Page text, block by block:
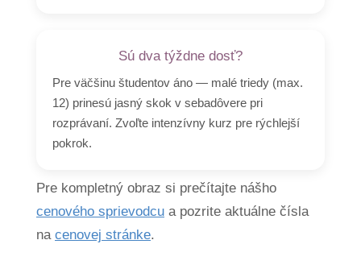
Sú dva týždne dosť?
Pre väčšinu študentov áno — malé triedy (max.
12) prinesú jasný skok v sebadôvere pri
rozprávaní. Zvoľte intenzívny kurz pre rýchlejší
pokrok.
Pre kompletný obraz si prečítajte nášho
cenového sprievodcu a pozrite aktuálne čísla
na cenovej stránke.